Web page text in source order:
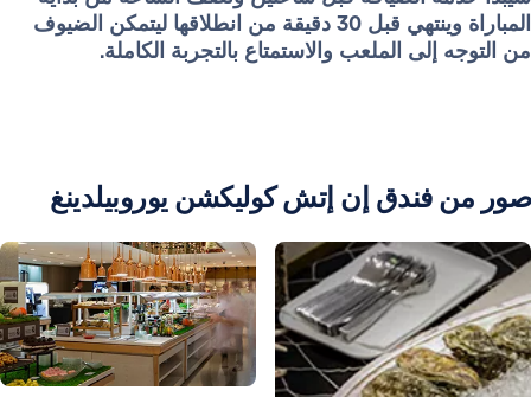
المباراة وينتهي قبل 30 دقيقة من انطلاقها ليتمكن الضيوف
من التوجه إلى الملعب والاستمتاع بالتجربة الكاملة.
صور من فندق إن إتش كوليكشن يوروبيلدينغ